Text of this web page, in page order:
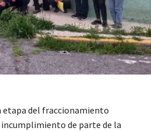
del fraccionamiento
de parte de la